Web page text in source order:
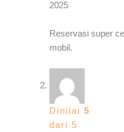
2025
Reservasi super
mobil.
Dinilai 5
dari 5